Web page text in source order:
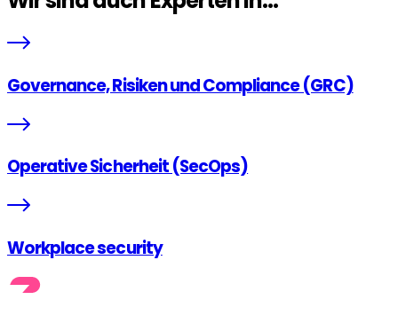
Governance, Risiken und Compliance (GRC)
Operative Sicherheit (SecOps)
Workplace security